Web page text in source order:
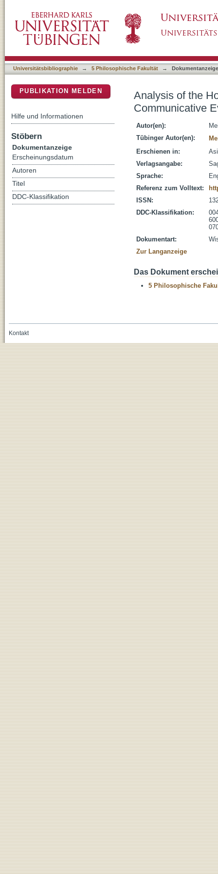
Universitätsbibliographie → 5 Philosophische Fakultät → Dokumentanzeige
Analysis of the
Communicative
Autor(en):
Tübinger Autor(en):
Erschienen in:
Verlagsangabe:
Sprache:
Referenz zum Volltext:
ISSN:
DDC-Klassifikation:
Dokumentart:
Zur Langanzeige
Das Dokument
5 Philosophische
PUBLIKATION MELDEN
Hilfe und Informationen
Stöbern
Dokumentanzeige
Erscheinungsdatum
Autoren
Titel
DDC-Klassifikation
Kontakt